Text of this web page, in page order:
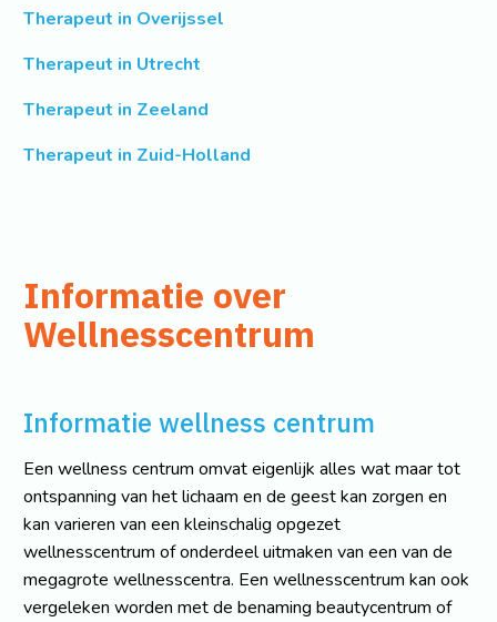
Therapeut in Overijssel
Therapeut in Utrecht
Therapeut in Zeeland
Therapeut in Zuid-Holland
Informatie over
Wellnesscentrum
Informatie wellness centrum
Een wellness centrum omvat eigenlijk alles wat maar tot
ontspanning van het lichaam en de geest kan zorgen en
kan varieren van een kleinschalig opgezet
wellnesscentrum of onderdeel uitmaken van een van de
megagrote wellnesscentra. Een wellnesscentrum kan ook
vergeleken worden met de benaming beautycentrum of